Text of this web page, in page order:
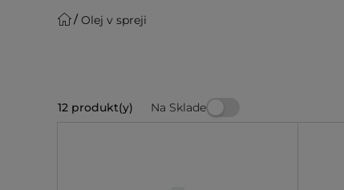
Olej v spreji
12 produkt(y) Na Sklade